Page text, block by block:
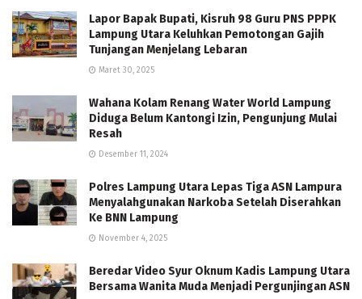
Lapor Bapak Bupati, Kisruh 98 Guru PNS PPPK
Lampung Utara Keluhkan Pemotongan Gajih
Tunjangan Menjelang Lebaran
Maret 30, 2025
Wahana Kolam Renang Water World Lampung
Diduga Belum Kantongi Izin, Pengunjung Mulai
Resah
Desember 11, 2024
Polres Lampung Utara Lepas Tiga ASN Lampura
Menyalahgunakan Narkoba Setelah Diserahkan
Ke BNN Lampung
November 4, 2025
Beredar Video Syur Oknum Kadis Lampung Utara
Bersama Wanita Muda Menjadi Pergunjingan ASN